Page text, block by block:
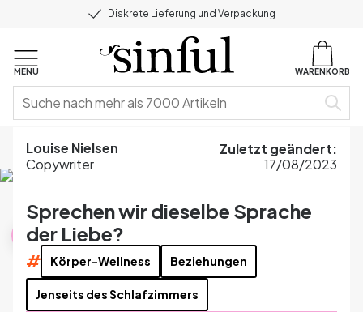
Diskrete Lieferung und Verpackung
MENU WARENKORB
Home Blog
Sexuelles Wohlbefinden
Sprechen wir dieselbe Sprache der Liebe?
Sexuelles Wohlbefinden
Louise Nielsen
Copywriter
Zuletzt geändert:
17/08/2023
Sprechen wir dieselbe Sprache
der Liebe?
# Körper-Wellness Beziehungen
Jenseits des Schlafzimmers